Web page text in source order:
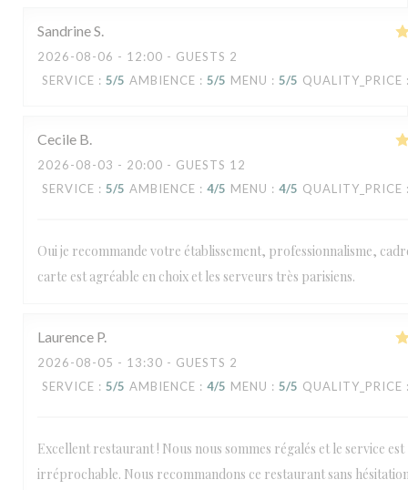
SandrineS
2026-08-06 - 12:00 - GUESTS 2
SERVICE : 5/5 AMBIENCE : 5/5 MENU : 5/5 QUALITY_PRICE
Cecile B
2026-08-03 - 20:00 - GUESTS 12
SERVICE : 5/5 AMBIENCE : 4/5 MENU : 4/5 QUALITY_PRICE
Oui je recommande votre établissement, professionnalisme,
carte est agréable en choix et les serveurs très parisiens.
Laurence P
2026-08-05 - 13:30 - GUESTS 2
SERVICE : 5/5 AMBIENCE : 4/5 MENU : 5/5 QUALITY_PRICE
Excellent restaurant ! Nous nous sommes régalés et le service est
irréprochable. Nous recommandons ce restaurant sans